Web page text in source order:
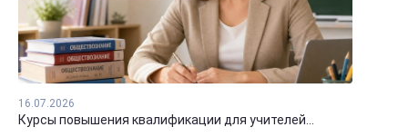
16.07.2026
Курсы повышения квалификации для учителей...